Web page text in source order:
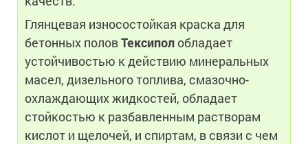
Глянцевая износостойкая краска для
бетонных половТексипол обладает
устойчивостью к действию минеральных
масел, дизельного топлива, смазочно-
охлаждающих жидкостей, обладает
стойкостью к разбавленным растворам
кислот и щелочей, и спиртам, в связи с чем